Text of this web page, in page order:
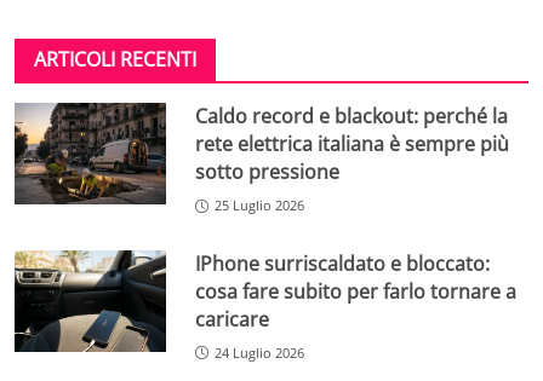
ARTICOLI RECENTI
Caldo record e blackout: perché la
rete elettrica italiana è sempre più
sotto pressione
25 Luglio 2026
IPhone surriscaldato e bloccato:
cosa fare subito per farlo tornare a
caricare
24 Luglio 2026